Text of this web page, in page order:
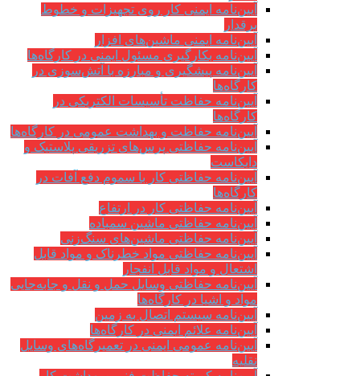
آیین‌نامه ایمنی کار روی تجهیزات و خطوط
برقدار
آیین‌نامه ایمنی ماشین‌های افزار
آیین‌نامه بکارگیری مسئول ایمنی در کارگاه‌ها
آیین‌نامه پیشگیری و مبارزه با آتش‌سوزی در
کارگاه‌ها
آیین‌نامه حفاظت تأسیسات الکتریکی در
کارگاه‌ها
آیین‌نامه حفاظت و بهداشت عمومی در کارگاه‌ها
آیین‌نامه حفاظتی پرس‌های تزریقی پلاستیک و
دایکاست
آیین‌نامه حفاظتی کار با سموم دفع آفات در
کارگاه‌ها
آیین‌نامه حفاظتی کار در ارتفاع
آیین‌نامه حفاظتی ماشین سمباده
آیین‌نامه حفاظتی ماشین‌های سنگ‌زنی
آیین‌نامه حفاظتی مواد خطرناک و مواد قابل
اشتعال و مواد قابل انفجار
آیین‌نامه حفاظتی وسایل حمل و نقل و جابه‌جایی
مواد و اشیا در کارگاه‌ها
آیین‌نامه سیستم اتصال به زمین
آیین‌نامه علائم ایمنی در کارگاه‌ها
آیین‌نامه عمومی ایمنی در تعمیرگاه‌های وسایل
نقلیه